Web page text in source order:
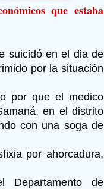
que estaba
suicidó en el dia de
por la situación
por que el medico
en el distrito
con una soga de
por ahorcadura,
Departamento de